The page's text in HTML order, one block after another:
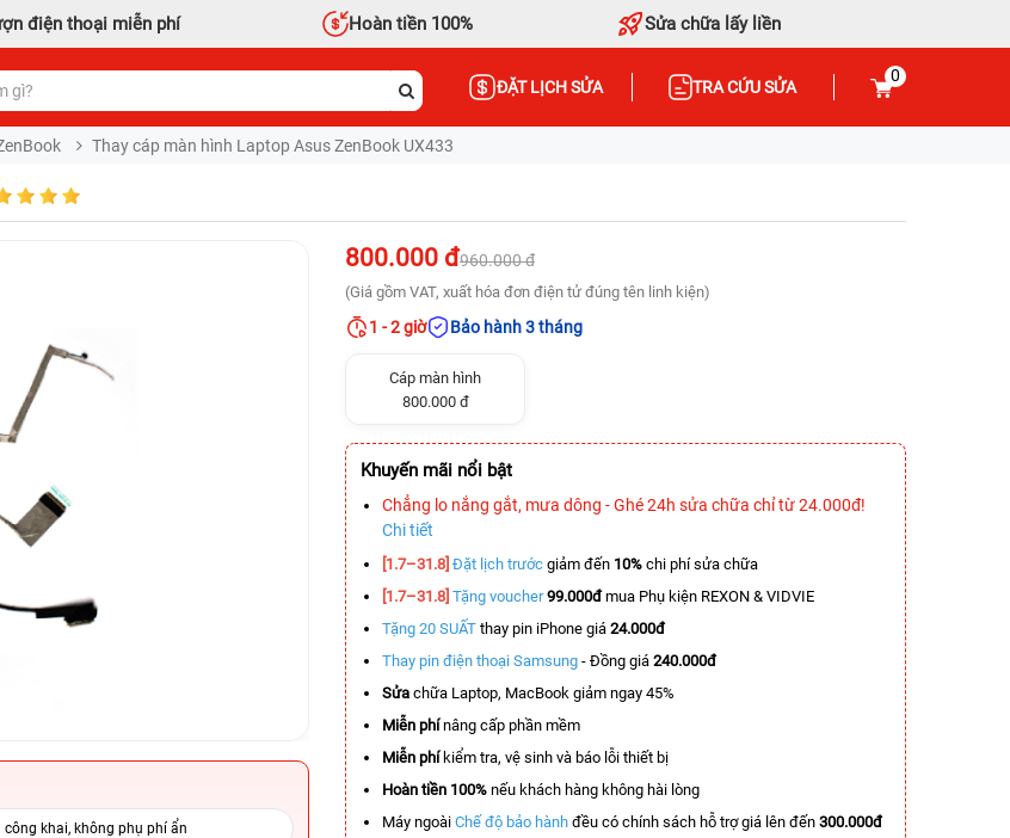
điện thoại miễn phí Hoàn tiền 100% Sửa chữa lấy liền
ĐẶT LỊCH SỬA TRA CỨU SỬA
0
Thay cáp màn hình Laptop Asus ZenBook UX433
công khai, không phụ phí ẩn
800.000 đ960.000 đ
(Giá gồm VAT, xuất hóa đơn điện tử đúng tên linh kiện)
1 - 2 giờ Bảo hành 3 tháng
Cáp màn hình
800.000 đ
Khuyến mãi nổi bật
Chẳng lo nắng gắt, mưa dông - Ghé 24h sửa chữa chỉ từ 24.000đ!
Chi tiết
[1.7–31.8] Đặt lịch trước giảm đến 10% chi phí sửa chữa
[1.7–31.8] Tặng voucher 99.000đmua Phụ kiện REXON & VIDVIE
Tặng 20 SUẤT thay pin iPhone giá 24.000đ
Thay pin điện thoại Samsung - Đồng giá 240.000đ
Sửa chữa Laptop, MacBook giảm ngay 45%
Miễn phínâng cấp phần mềm
Miễn phíkiểm tra, vệ sinh và báo lỗi thiết bị
Hoàn tiền 100% nếu khách hàng không hài lòng
Máy ngoài Chế độ bảo hành đều có chính sách hỗ trợ giá lên đến 300.000đ